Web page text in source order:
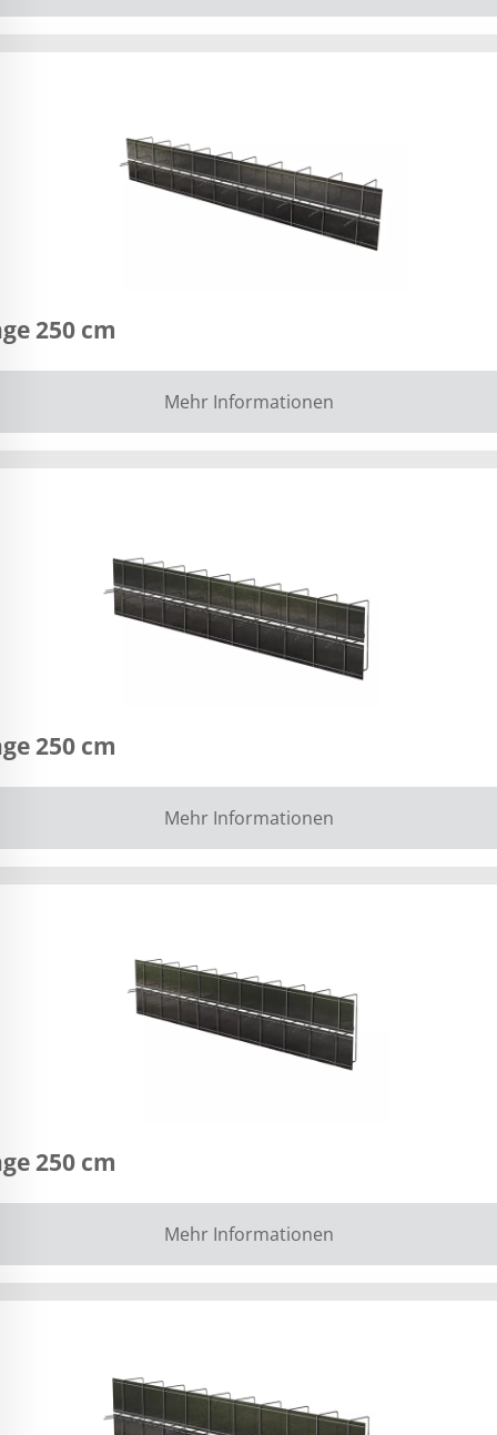
250 cm
Mehr Informationen
250 cm
Mehr Informationen
250 cm
Mehr Informationen